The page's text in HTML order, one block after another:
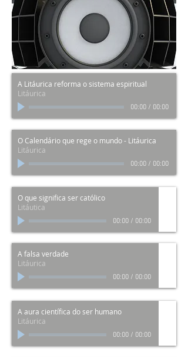
A Litáurica reforma o sistema espiritual
Litáurica
00:00/ 00:00
O Calendário que rege o mundo - Litáurica
Litáurica
00:00/ 00:00
O que significa ser católico
Litáutica
00:00/ 00:00
A falsa verdade
Litáurica
00:00/ 00:00
A aura científica do ser humano
Litáurica
00:00/ 00:00